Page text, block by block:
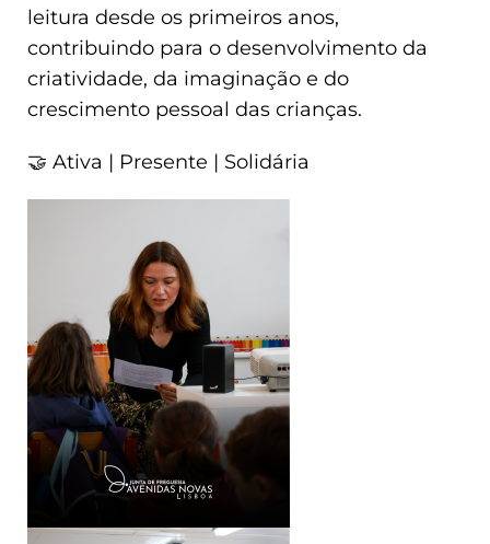
leitura desde os primeiros anos,
contribuindo para o desenvolvimento da
criatividade, da imaginação e do
crescimento pessoal das crianças.
🤝 Ativa | Presente | Solidária